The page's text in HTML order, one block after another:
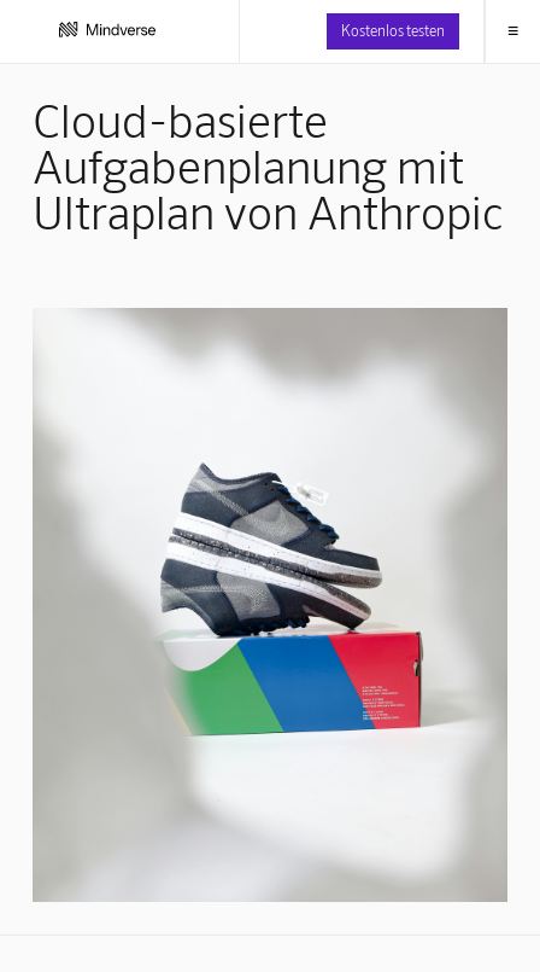
Kostenlos testen ≡
Cloud-basierte
Aufgabenplanung mit
Ultraplan von Anthropic